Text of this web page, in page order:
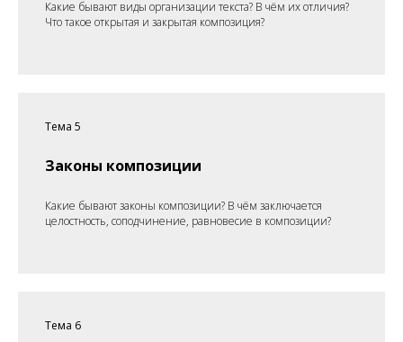
Какие бывают виды организации текста? В чём их отличия?
Что такое открытая и закрытая композиция?
Тема 5
Законы композиции
Какие бывают законы композиции? В чём заключается
целостность, соподчинение, равновесие в композиции?
Тема 6